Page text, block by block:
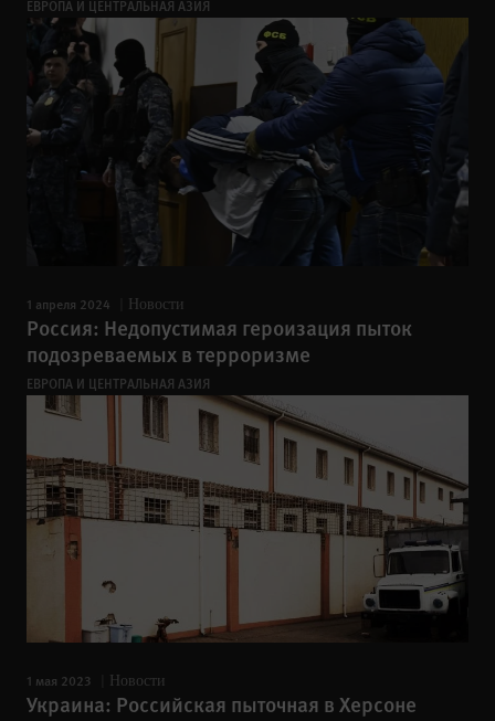
ЕВРОПА И ЦЕНТРАЛЬНАЯ АЗИЯ
1 апреля 2024 Новости
Россия: Недопустимая героизация пыток
подозреваемых в терроризме
ЕВРОПА И ЦЕНТРАЛЬНАЯ АЗИЯ
1 мая 2023 Новости
Украина: Российская пыточная в Херсоне